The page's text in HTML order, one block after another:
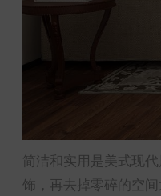
简洁和实用是美式现
饰，再去掉零碎的空